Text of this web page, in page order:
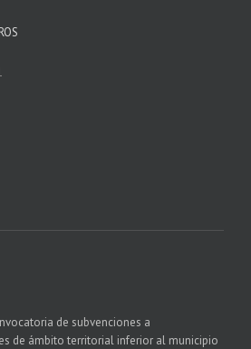
de subvenciones a
de ámbito territorial inferior al municipio